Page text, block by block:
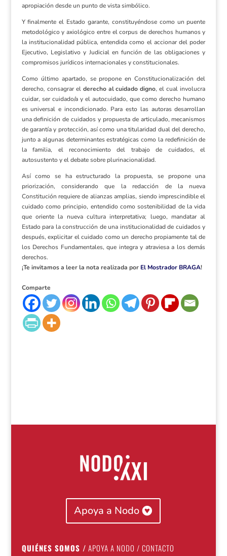
apropiación desde un punto de vista simbólico.
Y finalmente el Estado garante, constituyéndose como un puente
metodológico y axiológico entre el corpus de derechos humanos y
la institucionalidad pública, entendida como el accionar del poder
Ejecutivo, Legislativo y Judicial en función de las obligaciones y
compromisos jurídicos internacionales y constitucionales.
Como último apartado, se propone en Constitucionalización del
derecho, consagrar el derecho al cuidado digno, el cual involucra
cuidar, ser cuidado/a y el autocuidado, que como derecho humano
es universal e incondicionado. Para esto las autoras desarrollan
una definición de cuidados y propuesta de articulado, mecanismos
de garantía y protección, así como una titularidad dual del derecho,
junto a algunas determinantes estratégicas como la redefinición de
la familia, el reconocimiento del trabajo de cuidados, el
autosustento y el debate sobre plurinacionalidad.
Así como se ha estructurado la propuesta, se propone una
priorización, considerando que la redacción de la nueva
Constitución requiere de alianzas amplias, siendo imprescindible el
cuidado como principio, entendido como sostenibilidad de la vida
que oriente la nueva cultura interpretativa; luego, mandatar al
Estado para la construcción de una institucionalidad de cuidados y
después, explicitar el cuidado como un derecho propiamente tal de
los Derechos Fundamentales, que integra y atraviesa a los demás
derechos.
¡Te invitamos a leer la nota realizada por El Mostrador BRAGA!
Comparte
Apoya a Nodo
QUIÉNES SOMOS / APOYA A NODO / CONTACTO